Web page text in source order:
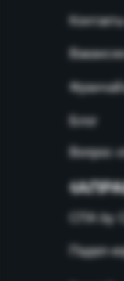
СПА by
Падел-
Контакты
Блог
Вопрос-